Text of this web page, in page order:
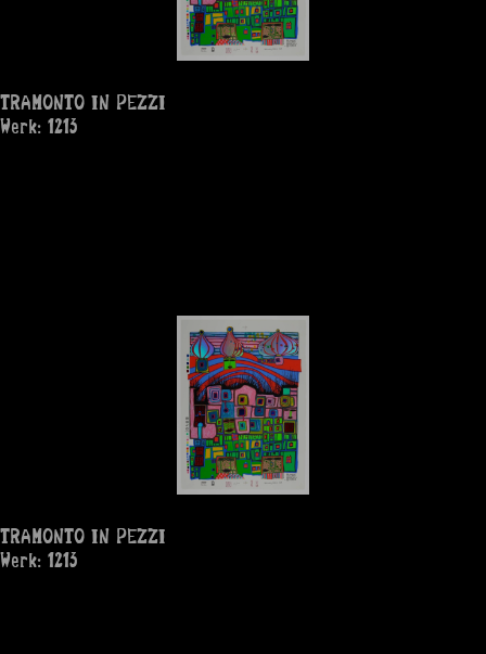
TRAMONTO IN PEZZI
Werk: 1213
TRAMONTO IN PEZZI
Werk: 1213